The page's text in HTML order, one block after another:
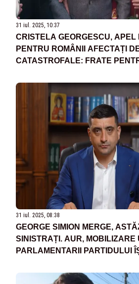
31 iul. 2025, 10:37
CRISTELA GEORGESCU, APEL
PENTRU ROMÂNII AFECTAȚI
CATASTROFALE: FRATE
31 iul. 2025, 08:38
GEORGE SIMION MERGE,
SINISTRAȚI. AUR, MOBILIZARE
PARLAMENTARII PARTIDULUI